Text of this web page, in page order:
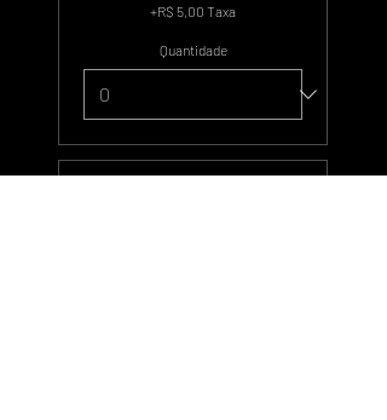
+R$ 5,00 Taxa
Quantidade